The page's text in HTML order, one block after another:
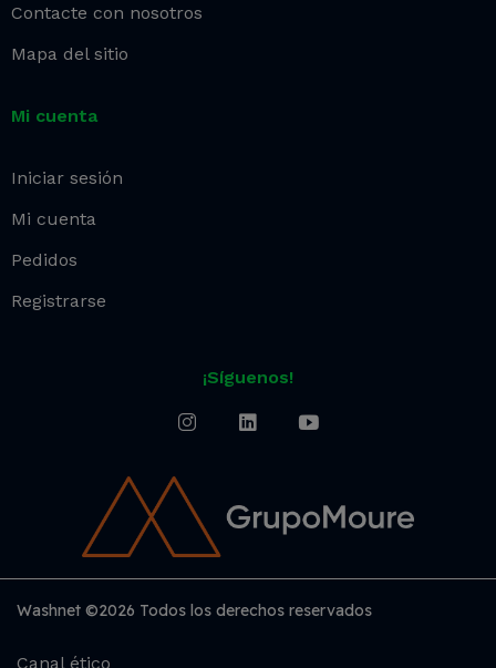
Contacte con nosotros
Mapa del sitio
Mi cuenta
Iniciar sesión
Mi cuenta
Pedidos
Registrarse
¡Síguenos!
Washnet ©2026 Todos los derechos reservados
Canal ético